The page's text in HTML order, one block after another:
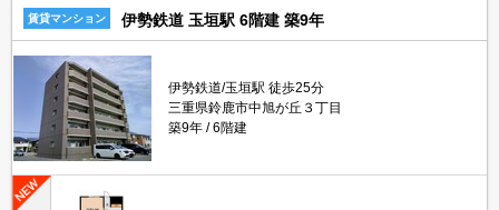
賃貸マンション 伊勢鉄道 玉垣駅 6階建 築9年
伊勢鉄道/玉垣駅 徒歩25分
三重県鈴鹿市中旭が丘３丁目
築9年
6階建